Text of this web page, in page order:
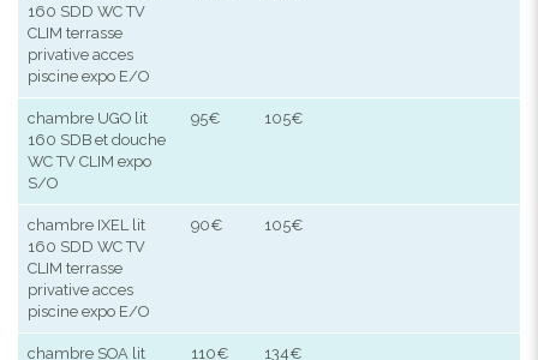
160 SDD WC TV
CLIM terrasse
privative acces
piscine expo E/O
chambre UGO lit
160 SDB et douche
WC TV CLIM expo
S/O
95€ 105€
chambre IXEL lit
160 SDD WC TV
CLIM terrasse
privative acces
piscine expo E/O
90€ 105€
chambre SOA lit
110€ 134€